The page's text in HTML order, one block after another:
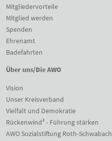
Mitgliedervorteile
Mitglied werden
Spenden
Ehrenamt
Badefahrten
Über uns/Die AWO
Vision
Unser Kreisverband
Vielfalt und Demokratie
Rückenwind³ - Führung stärken
AWO Sozialstiftung Roth-Schwabach